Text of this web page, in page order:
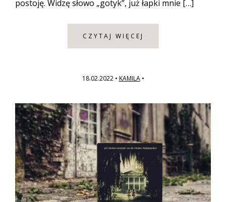
postoję. Widzę słowo „gotyk”, już łapki mnie […]
CZYTAJ WIĘCEJ
18.02.2022• KAMILA•